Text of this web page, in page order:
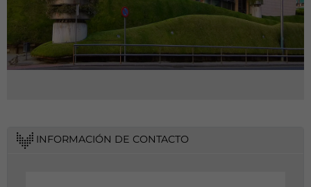
INFORMACIÓN DE CONTACTO